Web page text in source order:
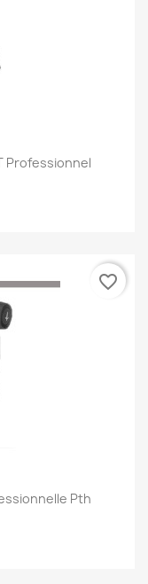
Professionnel
Pth
favorite_border